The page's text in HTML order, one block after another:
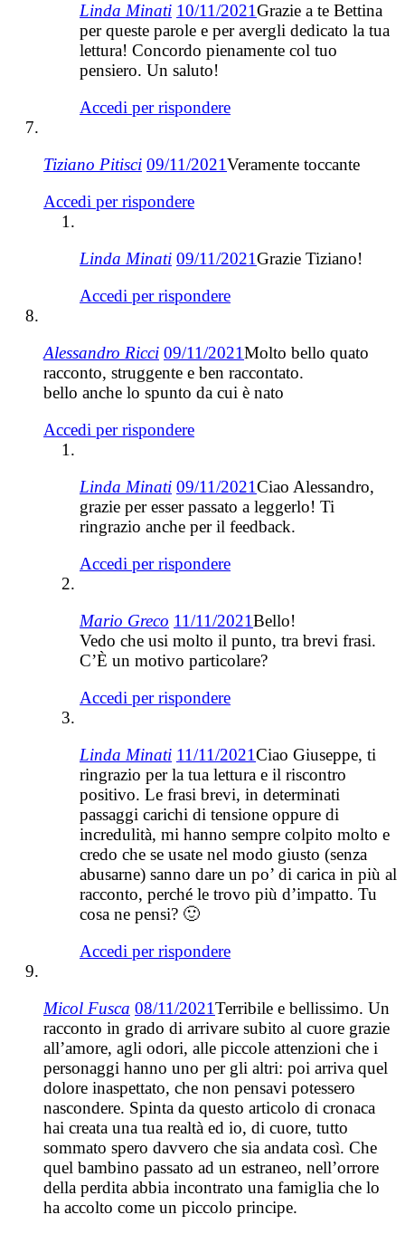
Linda Minati 10/11/2021Grazie a te Bettina
per queste parole e per avergli dedicato la tua
lettura! Concordo pienamente col tuo
pensiero. Un saluto!
Accedi per rispondere
Tiziano Pitisci 09/11/2021Veramente toccante
Accedi per rispondere
Linda Minati 09/11/2021Grazie Tiziano!
Accedi per rispondere
Alessandro Ricci 09/11/2021Molto bello quato
racconto, struggente e ben raccontato.
bello anche lo spunto da cui è nato
Accedi per rispondere
Linda Minati 09/11/2021Ciao Alessandro,
grazie per esser passato a leggerlo! Ti
ringrazio anche per il feedback.
Accedi per rispondere
Mario Greco 11/11/2021Bello!
Vedo che usi molto il punto, tra brevi frasi.
C’È un motivo particolare?
Accedi per rispondere
Linda Minati 11/11/2021Ciao Giuseppe, ti
ringrazio per la tua lettura e il riscontro
positivo. Le frasi brevi, in determinati
passaggi carichi di tensione oppure di
incredulità, mi hanno sempre colpito molto e
credo che se usate nel modo giusto (senza
abusarne) sanno dare un po’ di carica in più al
racconto, perché le trovo più d’impatto. Tu
cosa ne pensi? 🙂
Accedi per rispondere
Micol Fusca 08/11/2021Terribile e bellissimo. Un
racconto in grado di arrivare subito al cuore grazie
all’amore, agli odori, alle piccole attenzioni che i
personaggi hanno uno per gli altri: poi arriva quel
dolore inaspettato, che non pensavi potessero
nascondere. Spinta da questo articolo di cronaca
hai creata una tua realtà ed io, di cuore, tutto
sommato spero davvero che sia andata così. Che
quel bambino passato ad un estraneo, nell’orrore
della perdita abbia incontrato una famiglia che lo
ha accolto come un piccolo principe.